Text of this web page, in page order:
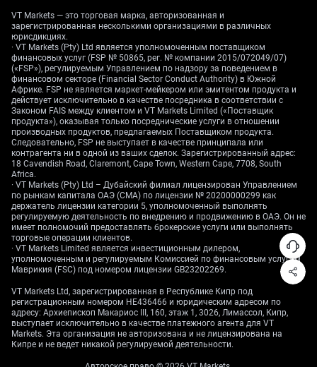
препятствием для долгосрочной устойчивости
золота.
Стратегии и роль
золота как хеджа
С учётом такого взгляда мы не ограничиваемся
прямой покупкой золота, а рассматриваем
стратегии с деривативами для управления риском
и выражения нашей позиции. Покупка опционов call
позволяет извлечь выгоду из потенциального
роста, ограничивая первоначальные затраты. Для
трейдеров с более нейтральным или умеренно
бычьим взглядом продажа опционов put ниже
ключевых уровней технической поддержки может
быть эффективным способом получить опционную
премию.
Сохраняющаяся геополитическая напряжённость
продолжает подчёркивать роль золота как
защитного актива, формируя «пол» против
масштабных просадок на рынках. Исторически
VT Markets — это торговая марка, авторизованная и
зарегистрированная несколькими организациями в различных
юрисдикциях.
· VT Markets (Pty) Ltd является уполномоченным поставщиком
финансовых услуг (FSP № 50865, рег. № компании 2015/072049/07)
(«FSP»), регулируемым Управлением по надзору за поведением в
финансовом секторе (Financial Sector Conduct Authority) в Южной
Африке. FSP не является маркет-мейкером или эмитентом продукта и
действует исключительно в качестве посредника в соответствии с
Законом FAIS между клиентом и VT Markets Limited («Поставщик
продукта»), оказывая только посреднические услуги в отношении
производных продуктов, предлагаемых Поставщиком продукта.
Следовательно, FSP не выступает в качестве принципала или
контрагента ни в одной из ваших сделок. Зарегистрированный адрес:
18 Cavendish Road, Claremont, Cape Town, Western Cape, 7708, South
Africa.
· VT Markets (Pty) Ltd – Дубайский филиал лицензирован Управлением
по рынкам капитала ОАЭ (CMA) по лицензии № 20200000299 как
держатель лицензии категории 5, уполномоченный выполнять
регулируемую деятельность по внедрению и продвижению в ОАЭ. Он не
имеет полномочий предоставлять брокерские услуги или выполнять
торговые операции клиентов.
· VT Markets Limited является инвестиционным дилером,
уполномоченным и регулируемым Комиссией по финансовым услугам
Маврикия (FSC) под номером лицензии GB23202269.
VT Markets Ltd, зарегистрированная в Республике Кипр под
регистрационным номером HE436466 и юридическим адресом по
адресу: Архиепископ Макариос III, 160, этаж 1, 3026, Лимассол, Кипр,
выступает исключительно в качестве платежного агента для VT
Markets. Эта организация не авторизована и не лицензирована на
Кипре и не ведет никакой регулируемой деятельности.